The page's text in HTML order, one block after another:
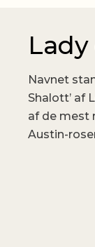
Navnet
Shalott’ af
af de mest
Austin-